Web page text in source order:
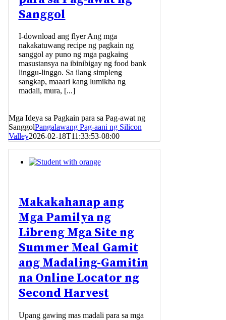
Sanggol
I-download ang flyer Ang mga
nakakatuwang recipe ng pagkain ng
sanggol ay puno ng mga pagkaing
masustansya na ibinibigay ng food bank
linggu-linggo. Sa ilang simpleng
sangkap, maaari kang lumikha ng
madali, mura, [...]
Mga Ideya sa Pagkain para sa Pag-awat ng
SanggolPangalawang Pag-aani ng Silicon
Valley2026-02-18T11:33:53-08:00
Makakahanap ang
Mga Pamilya ng
Libreng Mga Site ng
Summer Meal Gamit
ang Madaling-Gamitin
na Online Locator ng
Second Harvest
Upang gawing mas madali para sa mga